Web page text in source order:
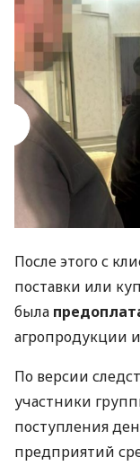
После этого с
поставки или
была
агропродукции
По версии
участники
поступления
предприятий